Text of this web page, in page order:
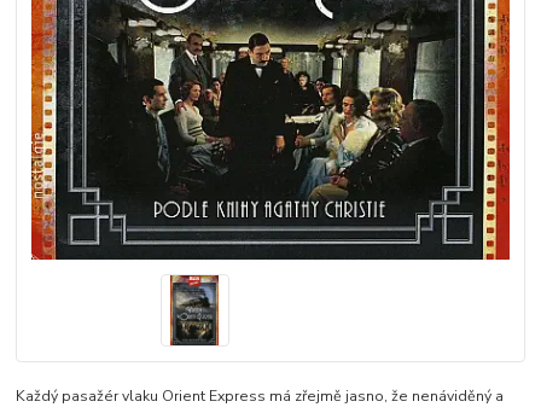
Každý pasažér vlaku Orient Express má zřejmě jasno, že nenáviděný a